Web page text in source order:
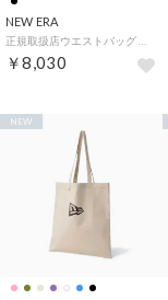
NEW ERA
￥8,030
NEW